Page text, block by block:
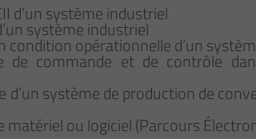
d’un système industriel
système industriel
condition opérationnelle d’un
de commande et de contrôle
système de production de
ou logiciel (Parcours